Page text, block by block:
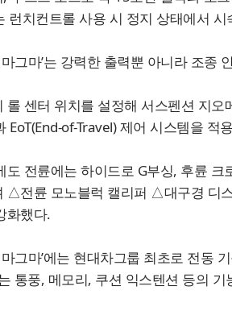
런치컨트롤 사용 시 정지 상태에서
마그마’는 강력한 출력뿐 아니라 조
롤 센터 위치를 설정해 서스펜션 지
EoT(End-of-Travel) 제어 시스템을
도 전륜에는 하이드로 G부싱, 후륜
△전륜 모노블럭 캘리퍼 △대구경 디
화했다.
마그마’에는 현대차그룹 최초로 전동
통풍, 메모리, 쿠션 익스텐션 등의